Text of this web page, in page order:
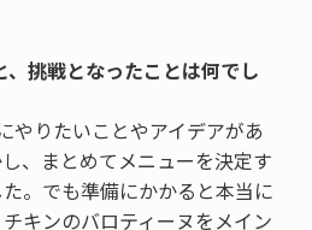
挑戦となったことは何でし
やりたいことやアイデアがあ
、まとめてメニューを決定す
。でも準備にかかると本当に
キンのバロティーヌをメイン